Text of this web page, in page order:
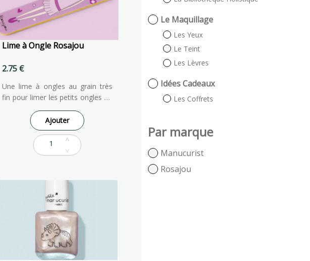
Lime à Ongle Rosajou
2.75 €
Une lime à ongles au grain très
fin pour limer les petits ongles en
douceur. Idéal pour répéter les
gestes de maman avant de
mettre son vernis à
ongles...comme une grande !
Ajouter
Le Maquillage
Les Yeux
Le Teint
Les Lèvres
Idées Cadeaux
Les Coffrets
Par marque
Manucurist
Rosajou